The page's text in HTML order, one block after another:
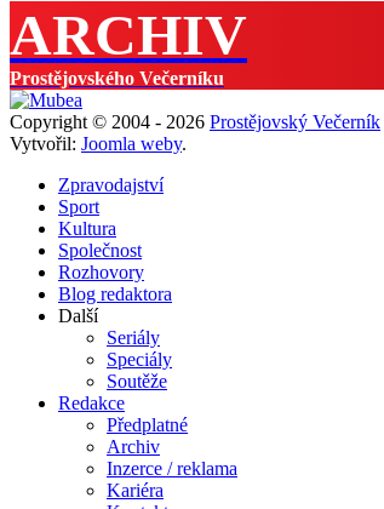
ARCHIV
Prostějovského Večerníku
Copyright © 2004 - 2026 Prostějovský Večerník
Vytvořil: Joomla weby.
Zpravodajství
Sport
Kultura
Společnost
Rozhovory
Blog redaktora
Další
Seriály
Speciály
Soutěže
Redakce
Předplatné
Archiv
Inzerce / reklama
Kariéra